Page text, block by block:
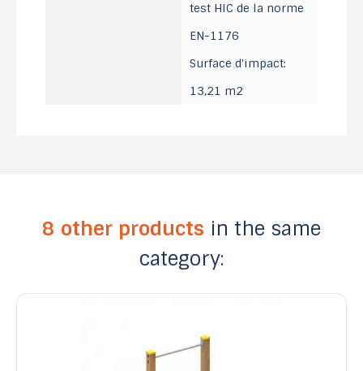
test HIC de la norme
EN-1176
Surface d'impact:
13,21 m2
8 other products in the same
category: